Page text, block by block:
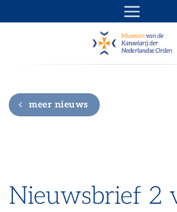
naar
meer nieuws
Nieuwsbrief 2